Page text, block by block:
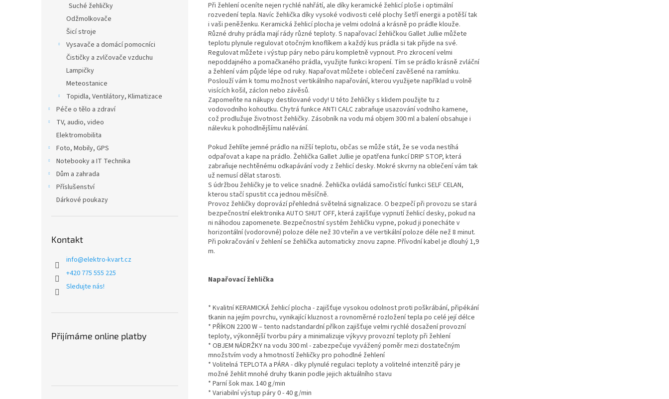
Suché žehličky
Odžmolkovače
Šicí stroje
Vysavače a domácí pomocníci
Čističky a zvlčovače vzduchu
Lampičky
Meteostanice
Topidla, Ventilátory, Klimatizace
Péče o tělo a zdraví
TV, audio, video
Elektromobilita
Foto, Mobily, GPS
Notebooky a IT Technika
Dům a zahrada
Příslušenství
Dárkové poukazy
Kontakt
info@elektro-kvart.cz
+420 775 555 225
Sledujte nás!
Přijímáme online platby
Při žehlení oceníte nejen rychlé nahřátí, ale díky keramické žehlicí ploše i optimální
rozvedení tepla. Navíc žehlička díky vysoké vodivosti celé plochy šetří energii a potěší tak
i vaši peněženku. Keramická žehlicí plocha je velmi odolná a krásně po prádle klouže.
Různé druhy prádla mají rády různé teploty. S napařovací žehličkou Gallet Jullie můžete
teplotu plynule regulovat otočným knoflíkem a každý kus prádla si tak přijde na své.
Regulovat můžete i výstup páry nebo páru kompletně vypnout. Pro zkrocení velmi
nepoddajného a pomačkaného prádla, využijte funkci kropení. Tím se prádlo krásně zvláční
a žehlení vám půjde lépe od ruky. Napařovat můžete i oblečení zavěšené na ramínku.
Poslouží vám k tomu možnost vertikálního napařování, kterou využijete například u volně
visících košil, záclon nebo závěsů.
Zapomeňte na nákupy destilované vody! U této žehličky s klidem použijte tu z
vodovodního kohoutku. Chytrá funkce ANTI CALC zabraňuje usazování vodního kamene,
což prodlužuje životnost žehličky. Zásobník na vodu má objem 300 ml a balení obsahuje i
nálevku k pohodlnějšímu nalévání.
Pokud žehlíte jemné prádlo na nižší teplotu, občas se může stát, že se voda nestíhá
odpařovat a kape na prádlo. Žehlička Gallet Jullie je opatřena funkcí DRIP STOP, která
zabraňuje nechtěnému odkapávání vody z žehlicí desky. Mokré skvrny na oblečení vám tak
už nemusí dělat starosti.
S údržbou žehličky je to velice snadné. Žehlička ovládá samočistící funkci SELF CELAN,
kterou stačí spustit cca jednou měsíčně.
Provoz žehličky doprovází přehledná světelná signalizace. O bezpečí při provozu se stará
bezpečnostní elektronika AUTO SHUT OFF, která zajišťuje vypnutí žehlicí desky, pokud na
ni náhodou zapomenete. Bezpečnostní systém žehličku vypne, pokud ji ponecháte v
horizontální (vodorovné) poloze déle než 30 vteřin a ve vertikální poloze déle než 8 minut.
Při pokračování v žehlení se žehlička automaticky znovu zapne. Přívodní kabel je dlouhý 1,9
m.
Napařovací žehlička
* Kvalitní KERAMICKÁ žehlicí plocha - zajišťuje vysokou odolnost proti poškrábání, připékání
tkanin na jejím povrchu, vynikající kluznost a rovnoměrné rozložení tepla po celé její délce
* PŘÍKON 2200 W – tento nadstandardní příkon zajišťuje velmi rychlé dosažení provozní
teploty, výkonnější tvorbu páry a minimalizuje výkyvy provozní teploty při žehlení
* OBJEM NÁDRŽKY na vodu 300 ml - zabezpečuje vyvážený poměr mezi dostatečným
množstvím vody a hmotností žehličky pro pohodlné žehlení
* Volitelná TEPLOTA a PÁRA - díky plynulé regulaci teploty a volitelné intenzitě páry je
možné žehlit mnohé druhy tkanin podle jejich aktuálního stavu
* Parní šok max. 140 g/min
* Variabilní výstup páry 0 - 40 g/min